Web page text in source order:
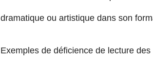
dramatique ou artistique dans son
Exemples de déficience de lecture des